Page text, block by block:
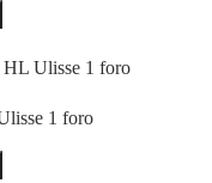
1 foro